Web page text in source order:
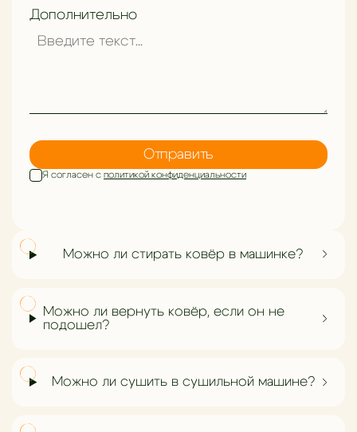
Дополнительно
Я согласен с политикой конфиденциальности
Отправить
Можно ли стирать ковёр в машинке?
Можно ли вернуть ковёр, если он не
подошел?
Можно ли сушить в сушильной машине?